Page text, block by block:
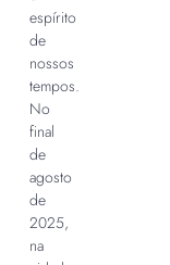
espírito
de
nossos
tempos.
No
final
de
agosto
de
2025,
na